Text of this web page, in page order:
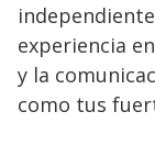
experiencia
y la
como tus